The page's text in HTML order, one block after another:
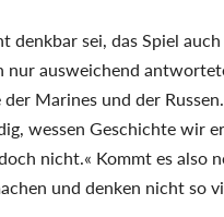
denkbar sei, das Spiel
nur ausweichend
Marines und der
wessen Geschichte wir
nicht.« Kommt es also
und denken nicht so